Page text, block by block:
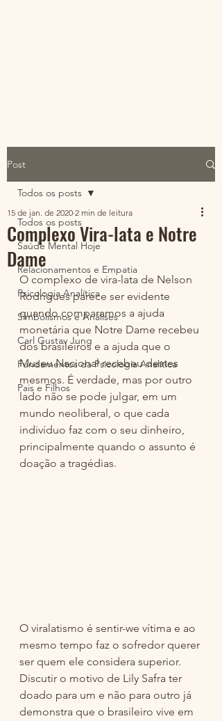
Post
Todos os posts
Saúde Mental Hoje
Relacionamentos e Empatia
Psicologia Analítica
Simbolismos e Análises
Carl Gustav Jung
Fundamentos da Psicologia Analítica
Pais e Filhos
Todos os posts
Complexo Vira-lata e Notre
Dame
15 de jan. de 2020 2 min de leitura
O complexo de vira-lata de Nelson
Rodrigues parece ser evidente
quando comparamos a ajuda
monetária que Notre Dame recebeu
dos brasileiros e a ajuda que o
Museu Nacional recebeu destes
mesmos. É verdade, mas por outro
lado não se pode julgar, em um
mundo neoliberal, o que cada
indivíduo faz com o seu dinheiro,
principalmente quando o assunto é
doação a tragédias.
O viralatismo é sentir-we vítima e ao
mesmo tempo faz o sofredor querer
ser quem ele considera superior.
Discutir o motivo de Lily Safra ter
doado para um e não para outro já
demonstra que o brasileiro vive em